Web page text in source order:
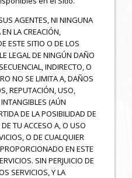
AGENTES, NI NINGUNA
LA CREACIÓN,
ESTE SITIO O DE LOS
LEGAL DE NINGÚN DAÑO
INDIRECTO, O
NO SE LIMITA A, DAÑOS
REPUTACIÓN, USO,
(AÚN
DE LA POSIBILIDAD DE
TU ACCESO A, O USO
O DE CUALQUIER
EN ESTE
SIN PERJUICIO DE
SERVICIOS, Y LA